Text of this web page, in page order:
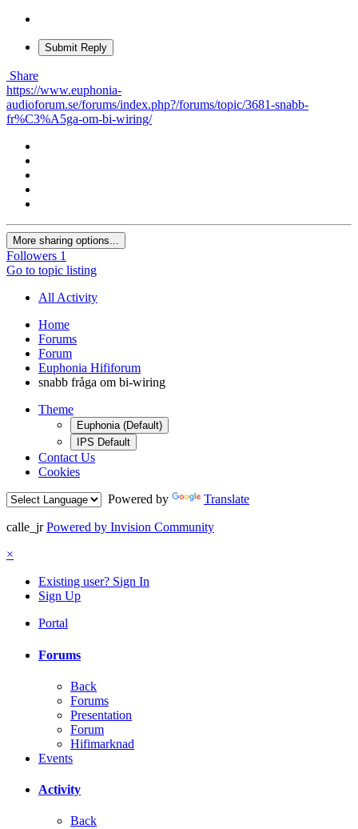
Submit Reply
Share
https://www.euphonia-
audioforum.se/forums/index.php?/forums/topic/3681-snabb-
fr%C3%A5ga-om-bi-wiring/
More sharing options...
Followers 1
Go to topic listing
All Activity
Home
Forums
Forum
Euphonia Hififorum
snabb fråga om bi-wiring
Theme
Euphonia (Default)
IPS Default
Contact Us
Cookies
Powered by
Translate
calle_jr Powered by Invision Community
×
Existing user? Sign In
Sign Up
Portal
Forums
Back
Forums
Presentation
Forum
Hifimarknad
Events
Activity
Back